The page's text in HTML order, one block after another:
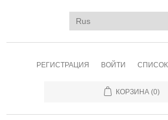
РЕГИСТРАЦИЯ ВОЙТИ
КОРЗИНА (0)